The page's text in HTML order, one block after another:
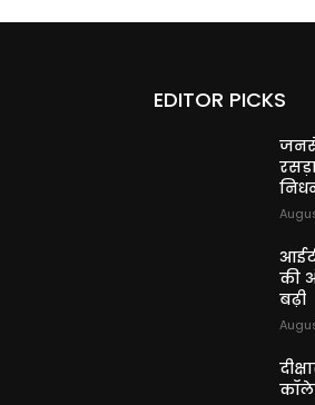
EDITOR PICKS
की
बढ़ी